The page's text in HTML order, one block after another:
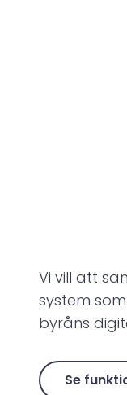
Vi vill att
system
byråns
Se